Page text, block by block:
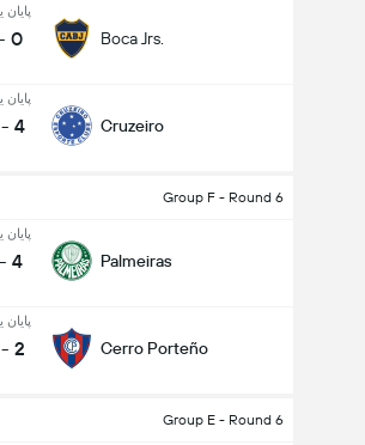
Boca Jrs.
پایان
0
Cruzeiro
پایان
4
-
Group F - Round 6
Palmeiras
پایان
4
-
Cerro Porteño
پایان
2
-
Group E - Round 6